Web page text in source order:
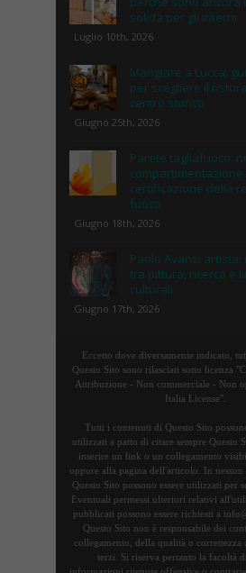
solida per gli interni
Luglio 10th, 2026
Mangiare a Lucca:
per scegliere il
centro storico
Giugno 25th, 2026
Parete tagliafuoco:
compartimentazione
certificazione della
fuoco
Giugno 18th, 2026
Paolo Avanzi
tra pittura, ricerca e
culturali
Giugno 17th, 2026
Eccetto dove diversamente indicato,
Questo Sito sono rilasciati sotto licenza
Attribuzione - Non commerciale - Non
Italia License".
Tutti i contenuti di Questo Sito
utilizzati a patto di citare sempre Questo
inserire un link o un collegamento
oppure alla pagina dell'articolo. In nessun
Questo Sito possono essere utilizzati per
Eventuali permessi ulteriori relativi
pubblicati possono essere richiesti a
Questo Sito non è responsabile dei
collegamento, della qualità o
terzi. Si riserva pertanto la facoltà